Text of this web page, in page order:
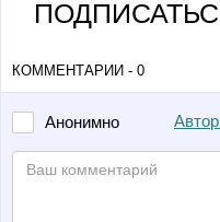
КОММЕНТАРИИ - 0
Анонимно